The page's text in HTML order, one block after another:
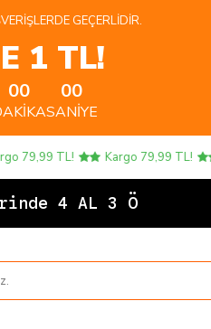
GEÇERLIDIR.
1 TL!
00 00
SANIYE
TL! Kargo 79,99 TL!
4 AL 3 ÖDE!